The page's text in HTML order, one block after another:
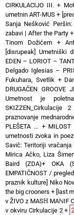
CIRKULACIJO III. +
umetnin ART-MUS +
Sanja Nešković
zabavi | After the Party +
Tinom Dožićem +
[disrupeak] Umetniški
EDEN – LORIOT –
Delgado Iglesias –
Fukuhara, Svetlik +
DRUGAČEN
Umetnost je
SKIZZEN_Cirkulacije 2
praznovanje
PLEŠETA … + MILOST
umetnosti zvoka in
Savič: Teritoriji vračanja
Mirica Ačko, Liza
Baird (ZDA)+ OKA
EMPATIČNOST /
praznik kulture] Niko
the big crooners + [last
v ŽIVO z MASℍ MAℕIF
v okviru Cirkulacije 2+